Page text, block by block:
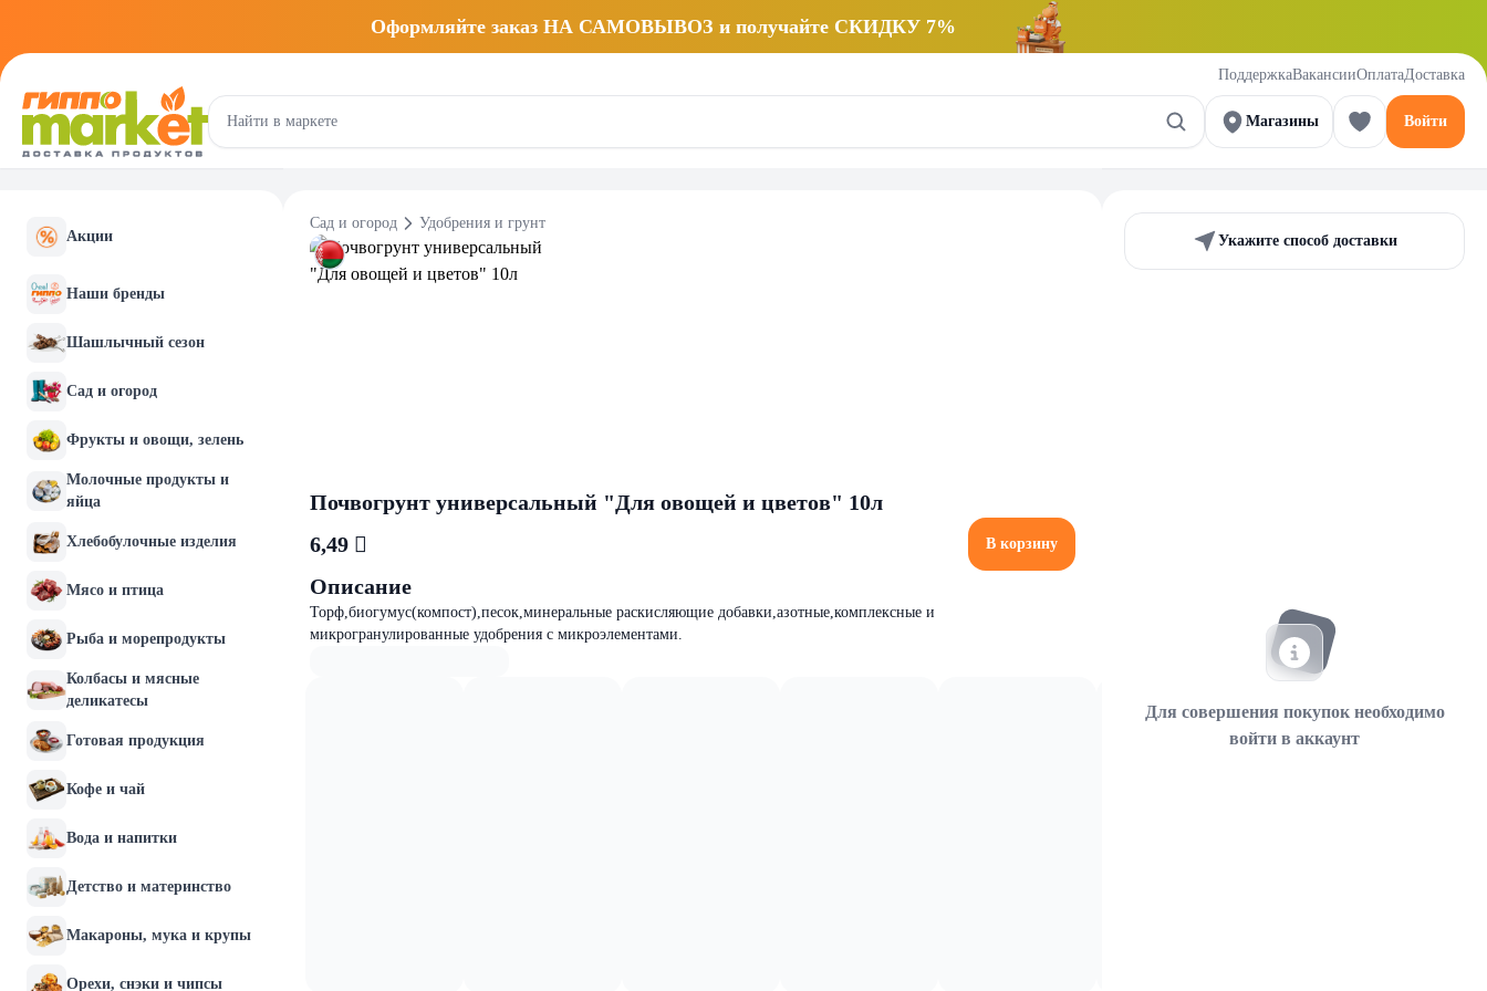
Оформляйте заказ НА САМОВЫВОЗ и получайте СКИДКУ 7%
ПоддержкаВакансииОплатаДоставка
Магазины Войти
Акции
Наши бренды
Шашлычный сезон
Сад и огород
Фрукты и овощи, зелень
Молочные продукты и
яйца
Хлебобулочные изделия
Мясо и птица
Рыба и морепродукты
Колбасы и мясные
деликатесы
Готовая продукция
Кофе и чай
Вода и напитки
Детство и материнство
Макароны, мука и крупы
Орехи, снэки и чипсы
Сад и огород Удобрения и грунт
Почвогрунт универсальный "Для овощей и цветов" 10л
6,49 
В корзину
Описание
Торф,биогумус(компост),песок,минеральные раскисляющие добавки,азотные,комплексные и
микрогранулированные удобрения с микроэлементами.
Укажите способ доставки
Для совершения покупок необходимо
войти в аккаунт